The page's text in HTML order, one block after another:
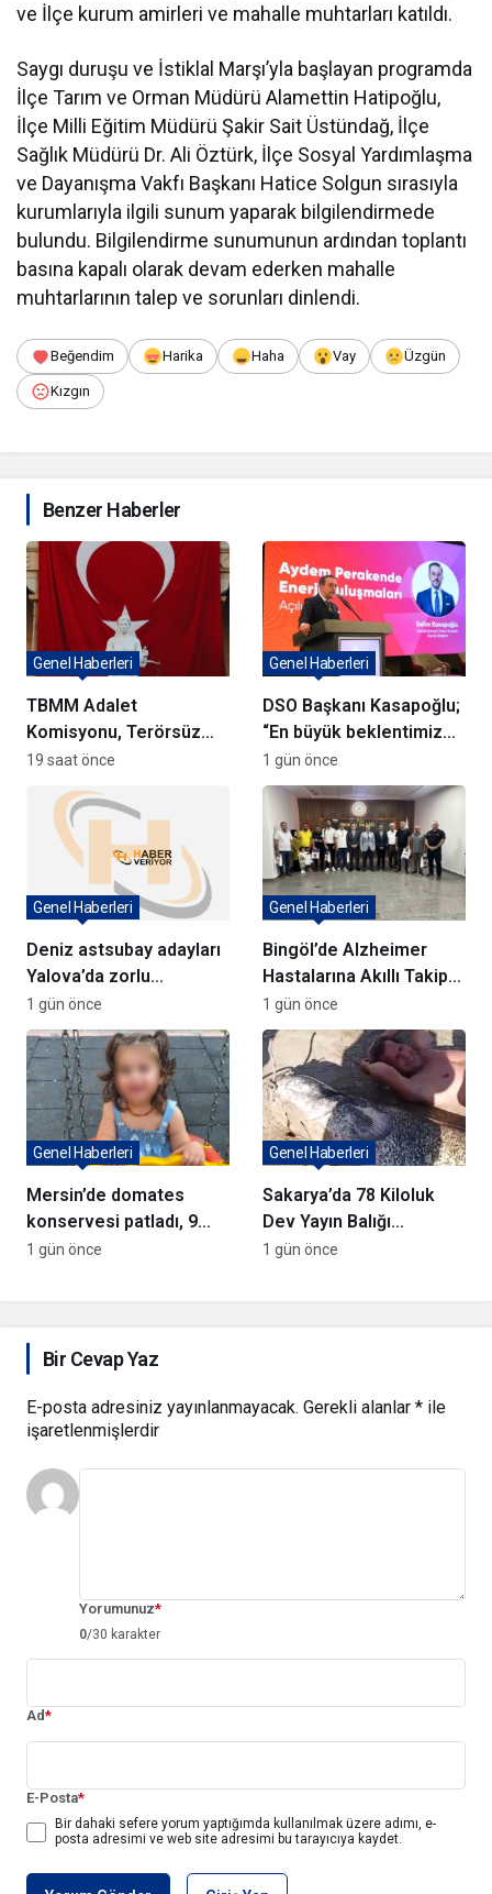
ve İlçe kurum amirleri ve mahalle muhtarları katıldı.
Saygı duruşu ve İstiklal Marşı’yla başlayan programda
İlçe Tarım ve Orman Müdürü Alamettin Hatipoğlu,
İlçe Milli Eğitim Müdürü Şakir Sait Üstündağ, İlçe
Sağlık Müdürü Dr. Ali Öztürk, İlçe Sosyal Yardımlaşma
ve Dayanışma Vakfı Başkanı Hatice Solgun sırasıyla
kurumlarıyla ilgili sunum yaparak bilgilendirmede
bulundu. Bilgilendirme sunumunun ardından toplantı
basına kapalı olarak devam ederken mahalle
muhtarlarının talep ve sorunları dinlendi.
Beğendim Harika Haha Vay Üzgün
Kızgın
Benzer Haberler
TBMM Adalet
Komisyonu, Terörsüz
Türkiye Yasa Teklifini
Görüşmeye Başladı
Genel Haberleri
19 saat önce
DSO Başkanı Kasapoğlu;
“En büyük beklentimiz
geleceği güvenle
planlayabileceğimiz
istikrarlı bir yatırım
ortamıdır”
Genel Haberleri
1 gün önce
Deniz astsubay adayları
Yalova’da zorlu
eğitimlerle hazırlanıyor
Genel Haberleri
1 gün önce
Bingöl’de Alzheimer
Hastalarına Akıllı Takip
Cihazı Dağıtıldı
Genel Haberleri
1 gün önce
Mersin’de domates
konservesi patladı, 9
aylık bebek yaralandı
Genel Haberleri
1 gün önce
Sakarya’da 78 Kiloluk
Dev Yayın Balığı
Yakalandı
Genel Haberleri
1 gün önce
Bir Cevap Yaz
E-posta adresiniz yayınlanmayacak. Gerekli alanlar * ile
işaretlenmişlerdir
Yorumunuz*
0/30 karakter
Ad*
E-Posta*
Bir dahaki sefere yorum yaptığımda kullanılmak üzere adımı, e-
posta adresimi ve web site adresimi bu tarayıcıya kaydet.